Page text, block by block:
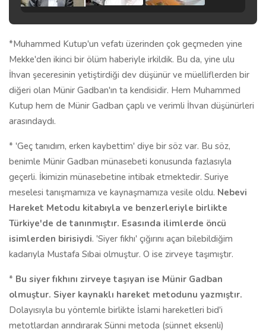
*Muhammed Kutup'un vefatı üzerinden çok geçmeden yine
Mekke'den ikinci bir ölüm haberiyle irkildik. Bu da, yine ulu
İhvan şeceresinin yetiştirdiği dev düşünür ve müelliflerden bir
diğeri olan Münir Gadban'ın ta kendisidir. Hem Muhammed
Kutup hem de Münir Gadban çaplı ve verimli İhvan düşünürleri
arasındaydı.
* 'Geç tanıdım, erken kaybettim' diye bir söz var. Bu söz,
benimle Münir Gadban münasebeti konusunda fazlasıyla
geçerli. İkimizin münasebetine intibak etmektedir. Suriye
meselesi tanışmamıza ve kaynaşmamıza vesile oldu. Nebevi
Hareket Metodu kitabıyla ve benzerleriyle birlikte
Türkiye'de de tanınmıştır. Esasında ilimlerde öncü
isimlerden birisiydi. 'Siyer fıkhı' çığırını açan bilebildiğim
kadarıyla Mustafa Sıbai olmuştur. O ise zirveye taşımıştır.
* Bu siyer fıkhını zirveye taşıyan ise Münir Gadban
olmuştur. Siyer kaynaklı hareket metodunu yazmıştır.
Dolayısıyla bu yöntemle birlikte İslami hareketleri bid'i
metotlardan arındırarak Sünni metoda (sünnet eksenli)